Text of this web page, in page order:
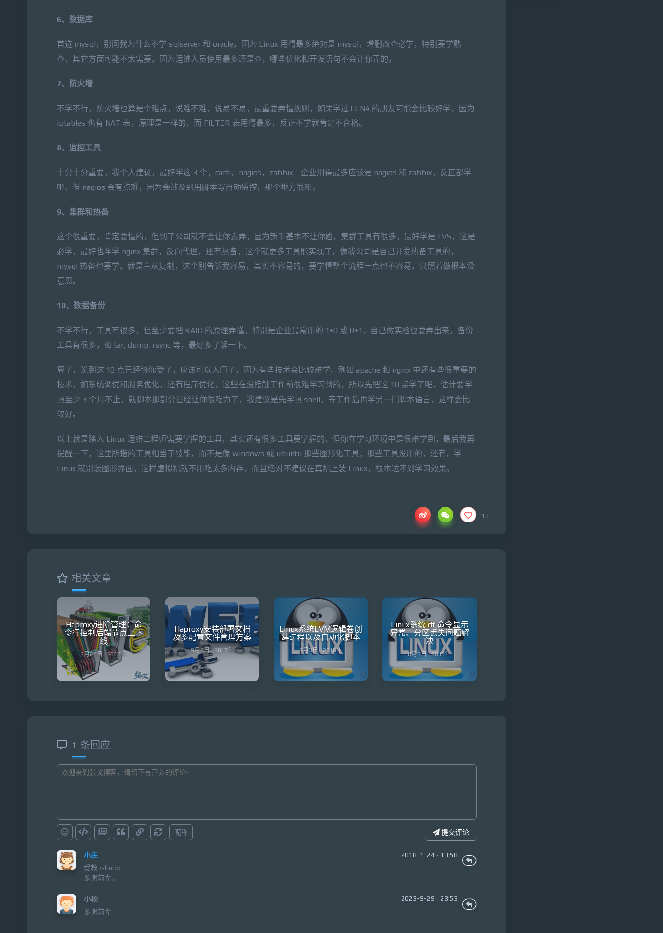
6、数据库
首选 mysql，别问我为什么不学 sqlserver 和 oracle，因为 Linux 用得最多绝对是 mysql，增删改查必学，特别要学熟
查，其它方面可能不太需要，因为运维人员使用最多还是查，哪些优化和开发语句不会让你弄的。
7、防火墙
不学不行，防火墙也算是个难点，说难不难，说易不易，最重要弄懂规则，如果学过 CCNA 的朋友可能会比较好学，因为
iptables 也有 NAT 表，原理是一样的，而 FILTER 表用得最多，反正不学就肯定不合格。
8、监控工具
十分十分重要，我个人建议，最好学这 3 个，cacti，nagios，zabbix，企业用得最多应该是 nagios 和 zabbix，反正都学
吧，但 nagios 会有点难，因为会涉及到用脚本写自动监控，那个地方很难。
9、集群和热备
这个很重要，肯定要懂的，但到了公司就不会让你去弄，因为新手基本不让你碰，集群工具有很多，最好学是 LVS，这是
必学，最好也学学 nginx 集群，反向代理，还有热备，这个就更多工具能实现了，像我公司是自己开发热备工具的，
mysql 热备也要学，就是主从复制，这个别告诉我容易，其实不容易的，要学懂整个流程一点也不容易，只照着做根本没
意思。
10、数据备份
不学不行，工具有很多，但至少要把 RAID 的原理弄懂，特别是企业最常用的 1+0 或 0+1，自己做实验也要弄出来，备份
工具有很多，如 tar, dump, rsync 等，最好多了解一下。
算了，说到这 10 点已经够你受了，应该可以入门了，因为有些技术会比较难学，例如 apache 和 nginx 中还有些很重要的
技术，如系统调优和服务优化，还有程序优化，这些在没接触工作前很难学习到的，所以先把这 10 点学了吧，估计要学
熟至少 3 个月不止，就脚本那部分已经让你很吃力了，我建议是先学熟 shell，等工作后再学另一门脚本语言，这样会比
较好。
以上就是踏入 Linux 运维工程师需要掌握的工具，其实还有很多工具要掌握的，但你在学习环境中是很难学到，最后我再
提醒一下，这里所指的工具相当于技能，而不是像 windows 或 ubuntu 那些图形化工具，那些工具没用的，还有，学
Linux 就别装图形界面，这样虚拟机就不用吃太多内存，而且绝对不建议在真机上装 Linux，根本达不到学习效果。
13
相关文章
Haproxy进阶管理：命
令行控制后端节点上下
线
2月24日 · 2018年
Haproxy安装部署文档
及多配置文件管理方案
9月2日 · 2017年
Linux系统LVM逻辑卷创
建过程以及自动化脚本
9月3日 · 2016年
Linux系统 df 命令显示
异常、分区丢失问题解
决
8月6日 · 2016年
1 条回应
昵称 提交评论
小庄 2018-1-24 · 13:58
受教 :shock:
多谢前辈。
小杨 2023-9-29 · 23:53
多谢前辈